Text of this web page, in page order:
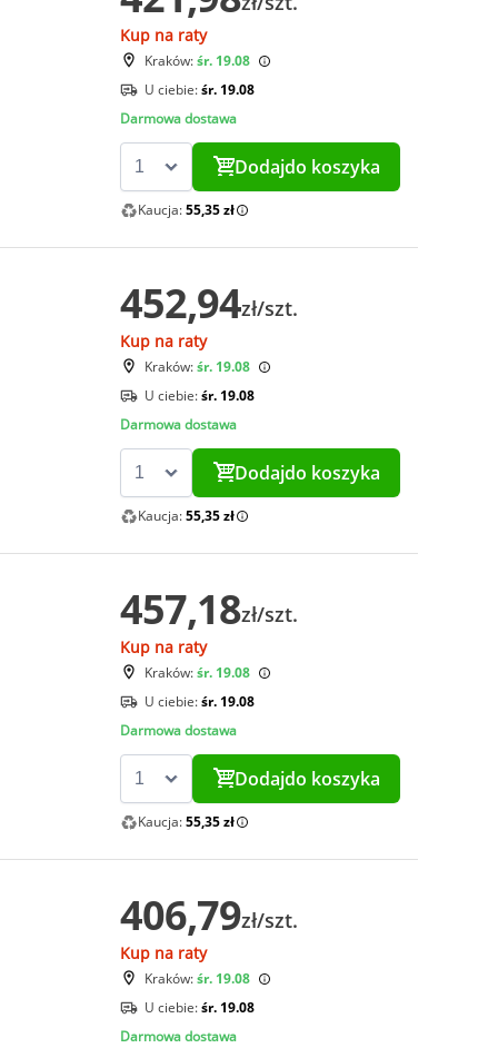
Kup na raty
Kraków:śr. 19.08
U ciebie:śr. 19.08
Darmowa dostawa
Dodajdo koszyka
Kaucja:55,35 zł
452,94zł/szt.
Kup na raty
Kraków:śr. 19.08
U ciebie:śr. 19.08
Darmowa dostawa
Dodajdo koszyka
Kaucja:55,35 zł
457,18zł/szt.
Kup na raty
Kraków:śr. 19.08
U ciebie:śr. 19.08
Darmowa dostawa
Dodajdo koszyka
Kaucja:55,35 zł
406,79zł/szt.
Kup na raty
Kraków:śr. 19.08
U ciebie:śr. 19.08
Darmowa dostawa